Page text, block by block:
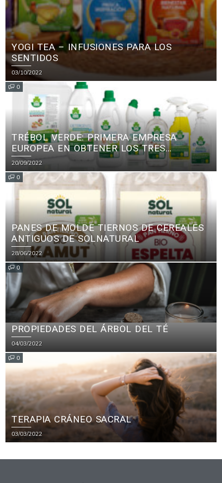
YOGI TEA – INFUSIONES PARA LOS
SENTIDOS
03/10/2022
0
TRÉBOL VERDE: PRIMERA EMPRESA
EUROPEA EN OBTENER LOS TRES
PRINCIPALES CERTIFICADOS ECOLÓGICOS
PARA PRODUCTOS DE LIMPIEZA
20/09/2022
0
PANES DE MOLDE TIERNOS DE CEREALES
ANTIGUOS DE SOLNATURAL
28/06/2022
0
PROPIEDADES DEL ÁRBOL DEL TÉ
04/03/2022
0
TERAPIA CRÁNEO SACRAL
03/03/2022